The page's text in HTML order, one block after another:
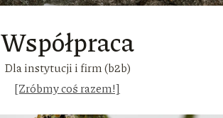
Współpraca
Dla instytucji i firm (b2b)
[Zróbmy coś razem!]